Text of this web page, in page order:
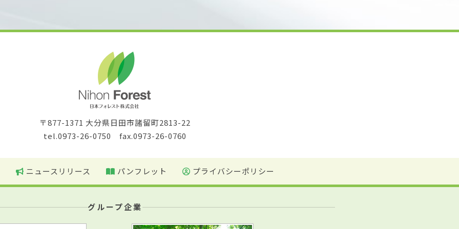
〒877-1371 大分県日田市諸留町2813-22
tel.0973-26-0750 fax.0973-26-0760
ニュースリリース パンフレット プライバシーポリシー
グループ企業